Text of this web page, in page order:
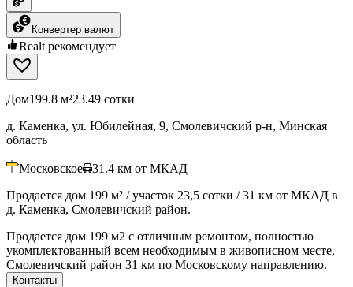
Конвертер валют
Realt рекомендует
Дом199.8 м²23.49 сотки
д. Каменка, ул. Юбилейная, 9, Смолевичский р-н, Минская
область
Московское 31.4 км от МКАД
Продается дом 199 м² / участок 23,5 сотки / 31 км от МКАД в
д. Каменка, Смолевичский район.
Продается дом 199 м2 с отличным ремонтом, полностью
укомплектованный всем необходимым в живописном месте,
Смолевичский район 31 км по Московскому направлению.
Контакты